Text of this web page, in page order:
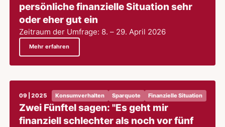
persönliche finanzielle Situation sehr
oder eher gut ein
Zeitraum der Umfrage: 8. – 29. April 2026
Mehr erfahren
09 | 2025 Konsumverhalten Sparquote Finanzielle Situation
Zwei Fünftel sagen: "Es geht mir
finanziell schlechter als noch vor fünf